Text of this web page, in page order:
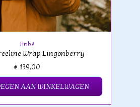
Eribé
Wrap Lingonberry
€ 139,00
AAN WINKELWAGEN